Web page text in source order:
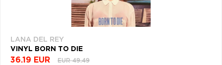
LANA DEL REY
VINYL BORN TO DIE
36.19 EUR EUR 49.49